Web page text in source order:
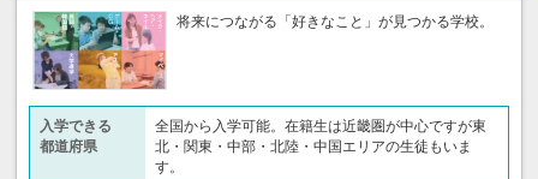
将来につながる「好きなこと」が見つかる学校。
入学できる
都道府県
全国から入学可能。在籍生は近畿圏が中心ですが東
北・関東・中部・北陸・中国エリアの生徒もいま
す。